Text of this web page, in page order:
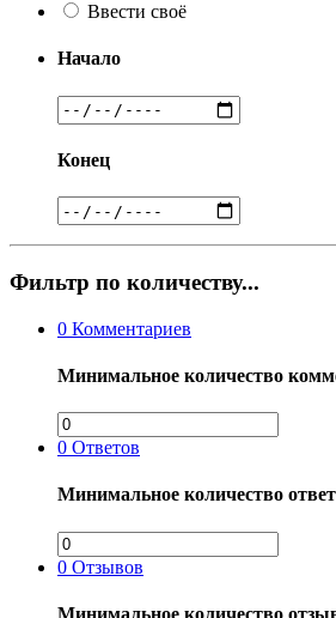
Ввести своё
Начало
Конец
Фильтр по количеству...
0 Комментариев
Минимальное количество
0 Ответов
Минимальное количество
0 Отзывов
Минимальное количество